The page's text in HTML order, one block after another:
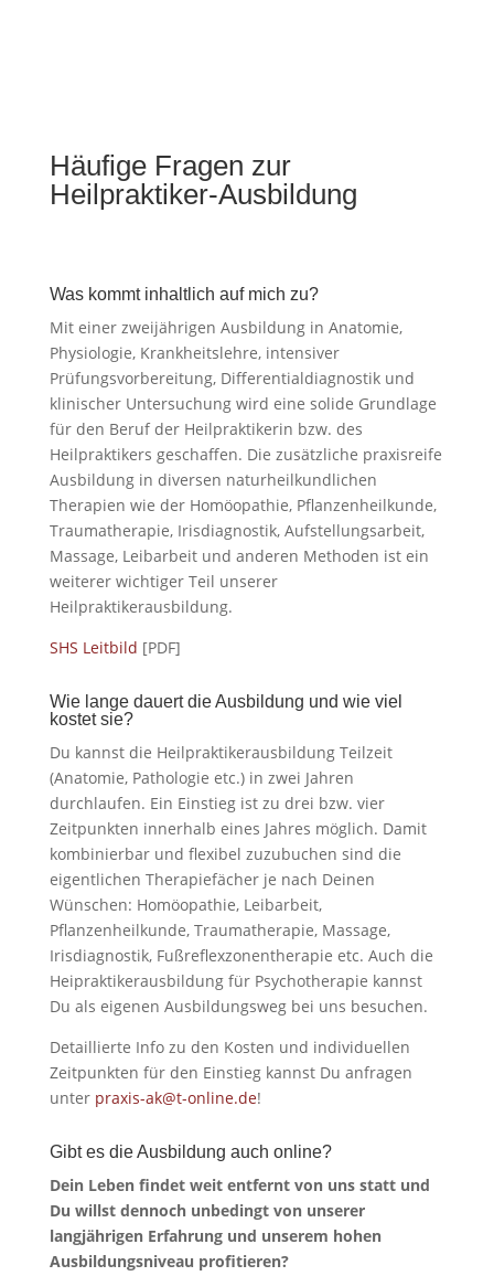
Häufige Fragen zur
Heilpraktiker-Ausbildung
Was kommt inhaltlich auf mich zu?
Mit einer zweijährigen Ausbildung in Anatomie,
Physiologie, Krankheitslehre, intensiver
Prüfungsvorbereitung, Differentialdiagnostik und
klinischer Untersuchung wird eine solide Grundlage
für den Beruf der Heilpraktikerin bzw. des
Heilpraktikers geschaffen. Die zusätzliche praxisreife
Ausbildung in diversen naturheilkundlichen
Therapien wie der Homöopathie, Pflanzenheilkunde,
Traumatherapie, Irisdiagnostik, Aufstellungsarbeit,
Massage, Leibarbeit und anderen Methoden ist ein
weiterer wichtiger Teil unserer
Heilpraktikerausbildung.
SHS Leitbild [PDF]
Wie lange dauert die Ausbildung und wie viel
kostet sie?
Du kannst die Heilpraktikerausbildung Teilzeit
(Anatomie, Pathologie etc.) in zwei Jahren
durchlaufen. Ein Einstieg ist zu drei bzw. vier
Zeitpunkten innerhalb eines Jahres möglich. Damit
kombinierbar und flexibel zuzubuchen sind die
eigentlichen Therapiefächer je nach Deinen
Wünschen: Homöopathie, Leibarbeit,
Pflanzenheilkunde, Traumatherapie, Massage,
Irisdiagnostik, Fußreflexzonentherapie etc. Auch die
Heipraktikerausbildung für Psychotherapie kannst
Du als eigenen Ausbildungsweg bei uns besuchen.
Detaillierte Info zu den Kosten und individuellen
Zeitpunkten für den Einstieg kannst Du anfragen
unter praxis-ak@t-online.de!
Gibt es die Ausbildung auch online?
Dein Leben findet weit entfernt von uns statt und
Du willst dennoch unbedingt von unserer
langjährigen Erfahrung und unserem hohen
Ausbildungsniveau profitieren?